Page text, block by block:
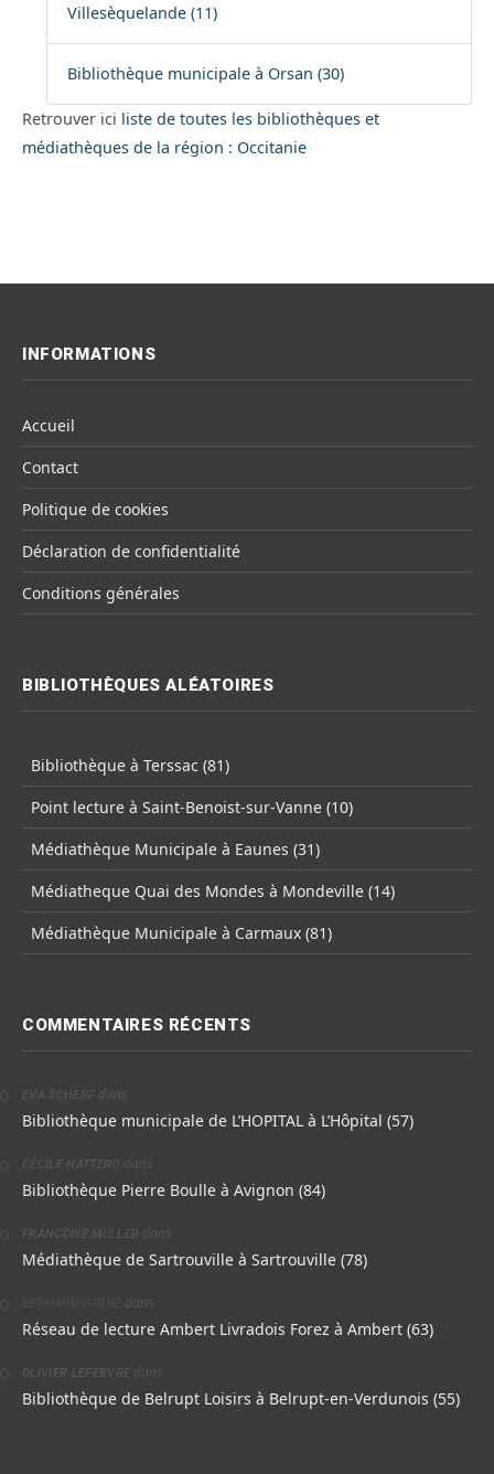
Villesèquelande (11)
Bibliothèque municipale à Orsan (30)
Retrouver ici liste de toutes les bibliothèques et
médiathèques de la région : Occitanie
INFORMATIONS
Accueil
Contact
Politique de cookies
Déclaration de confidentialité
Conditions générales
BIBLIOTHÈQUES ALÉATOIRES
Bibliothèque à Terssac (81)
Point lecture à Saint-Benoist-sur-Vanne (10)
Médiathèque Municipale à Eaunes (31)
Médiatheque Quai des Mondes à Mondeville (14)
Médiathèque Municipale à Carmaux (81)
COMMENTAIRES RÉCENTS
EVA SCHERF dans
Bibliothèque municipale de L’HOPITAL à L’Hôpital (57)
CÉCILE NATTERO dans
Bibliothèque Pierre Boulle à Avignon (84)
FRANCOISE MULLER dans
Médiathèque de Sartrouville à Sartrouville (78)
dans
Réseau de lecture Ambert Livradois Forez à Ambert (63)
OLIVIER LEFEBVRE dans
Bibliothèque de Belrupt Loisirs à Belrupt-en-Verdunois (55)